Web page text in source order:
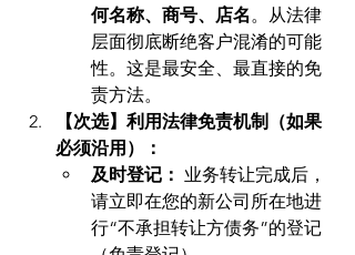
何名称、商号、店名。从法律
层面彻底断绝客户混淆的可能
性。这是最安全、最直接的免
责方法。
【次选】利用法律免责机制（如果
必须沿用）：
及时登记： 业务转让完成后，
请立即在您的新公司所在地进
行“不承担转让方债务”的登记